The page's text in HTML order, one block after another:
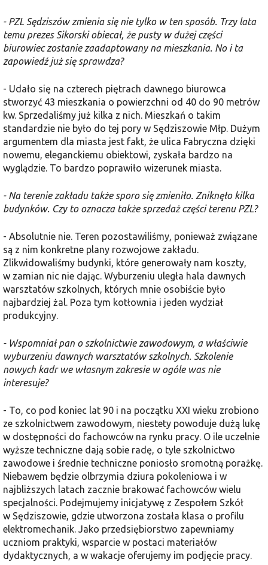
- PZL Sędziszów zmienia się nie tylko w ten sposób. Trzy lata
temu prezes Sikorski obiecał, że pusty w dużej części
biurowiec zostanie zaadaptowany na mieszkania. No i ta
zapowiedź już się sprawdza?
- Udało się na czterech piętrach dawnego biurowca
stworzyć 43 mieszkania o powierzchni od 40 do 90 metrów
kw. Sprzedaliśmy już kilka z nich. Mieszkań o takim
standardzie nie było do tej pory w Sędziszowie Młp. Dużym
argumentem dla miasta jest fakt, że ulica Fabryczna dzięki
nowemu, eleganckiemu obiektowi, zyskała bardzo na
wyglądzie. To bardzo poprawiło wizerunek miasta.
- Na terenie zakładu także sporo się zmieniło. Zniknęło kilka
budynków. Czy to oznacza także sprzedaż części terenu PZL?
- Absolutnie nie. Teren pozostawiliśmy, ponieważ związane
są z nim konkretne plany rozwojowe zakładu.
Zlikwidowaliśmy budynki, które generowały nam koszty,
w zamian nic nie dając. Wyburzeniu uległa hala dawnych
warsztatów szkolnych, których mnie osobiście było
najbardziej żal. Poza tym kotłownia i jeden wydział
produkcyjny.
- Wspomniał pan o szkolnictwie zawodowym, a właściwie
wyburzeniu dawnych warsztatów szkolnych. Szkolenie
nowych kadr we własnym zakresie w ogóle was nie
interesuje?
- To, co pod koniec lat 90 i na początku XXI wieku zrobiono
ze szkolnictwem zawodowym, niestety powoduje dużą lukę
w dostępności do fachowców na rynku pracy. O ile uczelnie
wyższe techniczne dają sobie radę, o tyle szkolnictwo
zawodowe i średnie techniczne poniosło sromotną porażkę.
Niebawem będzie olbrzymia dziura pokoleniowa i w
najbliższych latach zacznie brakować fachowców wielu
specjalności. Podejmujemy inicjatywę z Zespołem Szkół
w Sędziszowie, gdzie utworzona została klasa o profilu
elektromechanik. Jako przedsiębiorstwo zapewniamy
uczniom praktyki, wsparcie w postaci materiałów
dydaktycznych, a w wakacje oferujemy im podjęcie pracy.